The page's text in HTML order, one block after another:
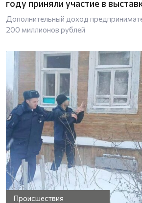
году приняли участие в
Дополнительный доход
200 миллионов рублей
Происшествия